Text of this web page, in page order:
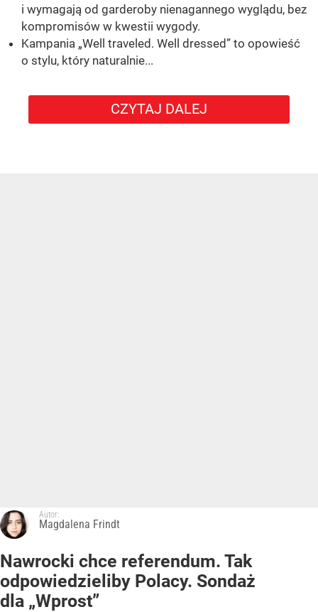
i wymagają od garderoby nienagannego wyglądu, bez
kompromisów w kwestii wygody.
Kampania „Well traveled. Well dressed” to opowieść
o stylu, który naturalnie...
CZYTAJ DALEJ
Autor:
Magdalena Frindt
Nawrocki chce referendum. Tak
odpowiedzieliby Polacy. Sondaż
dla „Wprost”